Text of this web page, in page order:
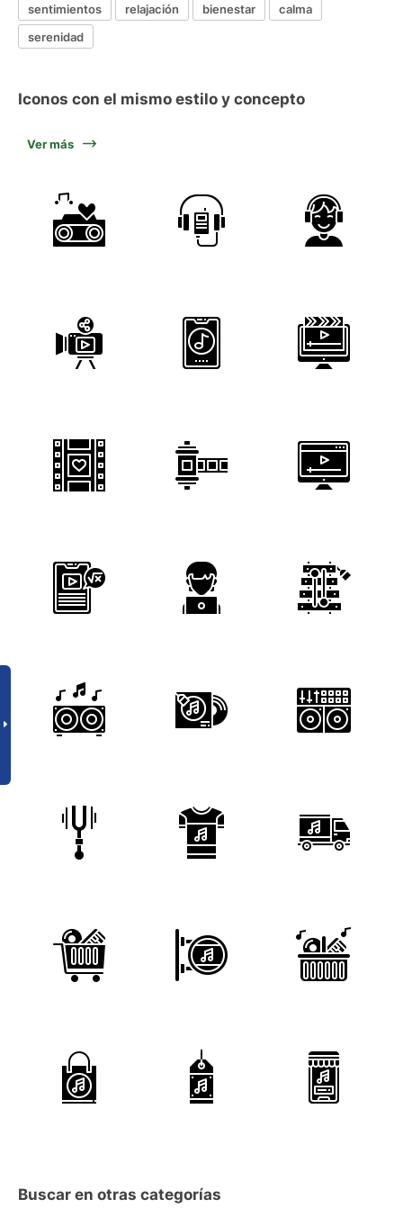
sentimientos
relajación bienestar
calma
serenidad
Iconos con el mismo estilo y concepto
Ver más
Buscar en otras categorías